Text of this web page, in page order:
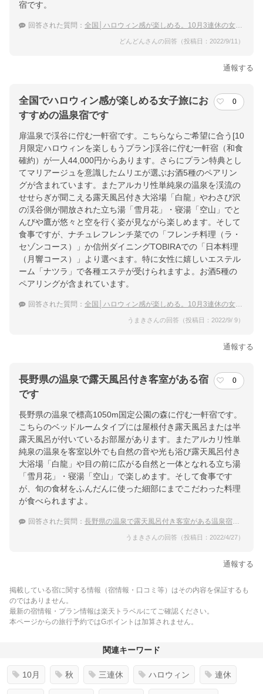
宿です。
回答された質問： 全国│ハロウィン感が楽しめる。10月3連休の女子旅におすすめの温泉宿は？
どんどんさんの回答（投稿日：2022/9/11）
通報する
全国でハロウィン感が楽しめる女子旅にお
すすめの温泉宿です
0
扉温泉で渓谷に佇む一軒宿です。こちらならご希望に合う[10
月限定ハロウィンを楽しもうプラン]渓谷に佇む一軒宿（和食
確約）が一人44,000円からあります。さらにプラン特典とし
てマリアージュを意識したムリエが選ぶお酒5種のペアリン
グが含まれています。またアルカリ性単純泉の温泉を渓流の
せせらぎが聞こえる露天風呂付き大浴場「白龍」やわさび沢
の渓谷側が開放された立ち湯「雪月花」・寝湯「空山」でと
んびや鷹が悠々と空を行く姿が見ながら楽しめます。そして
食事ですが、ナチュレフレンチ菜での「フレンチ料理（ラ・
セゾンコース）」か信州ダイニングTOBIRAでの「日本料理
（月響コース）」より選べます。特に女性に嬉しいエステル
ーム「ナツラ」で各種エステが受けられますよ。お酒5種の
ペアリングが含まれています。
回答された質問： 全国│ハロウィン感が楽しめる。10月3連休の女子旅におすすめの温泉宿は？
うまきさんの回答（投稿日：2022/9/ 9）
通報する
長野県の温泉で露天風呂付き客室がある宿
です
0
長野県の温泉で標高1050m国定公園の森に佇む一軒宿です。
こちらのベッドルームタイプには屋根付き露天風呂または半
露天風呂が付いているお部屋があります。またアルカリ性単
純泉の温泉を客室以外でも自然の音や光も浴び露天風呂付き
大浴場「白龍」や目の前に広がる自然と一体となれる立ち湯
「雪月花」・寝湯「空山」で楽しめます。そして食事です
が、旬の食材をふんだんに使った細部にまでこだわった料理
が食べられますよ。
回答された質問： 長野県の温泉で露天風呂付き客室がある温泉宿をおしえて！
うまきさんの回答（投稿日：2022/4/27）
通報する
掲載している宿に関する情報（宿情報・口コミ等）はその内容を保証するも
のではありません。
最新の宿情報・プラン情報は楽天トラベルにてご確認ください。
本ページからの旅行予約ではGポイントは加算されません。
関連キーワード
10月 秋 三連休 ハロウィン 連休